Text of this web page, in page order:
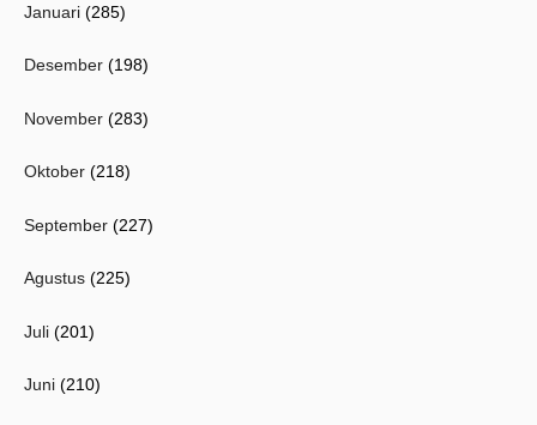
Januari (285)
Desember (198)
November (283)
Oktober (218)
September (227)
Agustus (225)
Juli (201)
Juni (210)